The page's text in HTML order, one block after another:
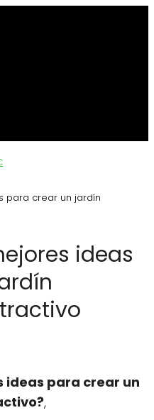
para crear un jardín
ideas
ideas para crear un
,